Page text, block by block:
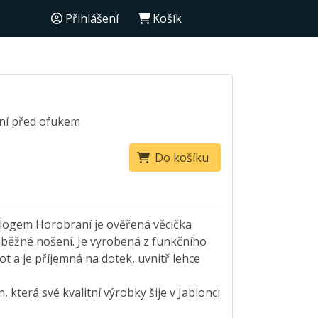
Přihlášení Košík
před ofukem
Do košíku
Horobraní je ověřená věcička
nošení. Je vyrobená z funkčního
a je příjemná na dotek, uvnitř lehce
která své kvalitní výrobky šije v Jablonci